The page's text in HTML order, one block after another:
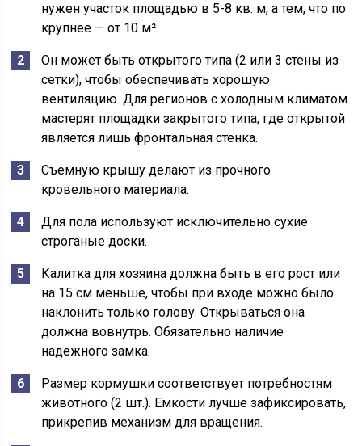
нужен участок площадью в 5-8 кв. м, а тем, что по
крупнее — от 10 м².
Он может быть открытого типа (2 или 3 стены из
сетки), чтобы обеспечивать хорошую
вентиляцию. Для регионов с холодным климатом
мастерят площадки закрытого типа, где открытой
является лишь фронтальная стенка.
Съемную крышу делают из прочного
кровельного материала.
Для пола используют исключительно сухие
строганые доски.
Калитка для хозяина должна быть в его рост или
на 15 см меньше, чтобы при входе можно было
наклонить только голову. Открываться она
должна вовнутрь. Обязательно наличие
надежного замка.
Размер кормушки соответствует потребностям
животного (2 шт.). Емкости лучше зафиксировать,
прикрепив механизм для вращения.